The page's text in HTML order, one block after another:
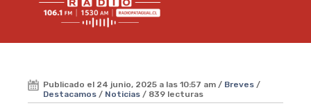
Publicado el 24 junio, 2025 a las 10:57 am / Breves /
Destacamos / Noticias / 839 lecturas